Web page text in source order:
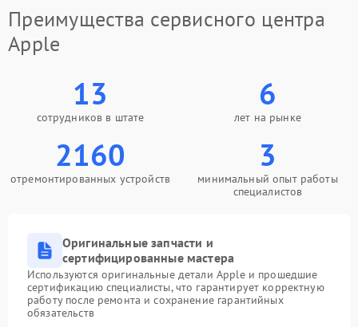
Преимущества сервисного центра
Apple
13
сотрудников в штате
6
лет на рынке
2160
отремонтированных устройств
3
минимальный опыт работы
специалистов
Оригинальные запчасти и
сертифицированные мастера
Используются оригинальные детали Apple и прошедшие
сертификацию специалисты, что гарантирует корректную
работу после ремонта и сохранение гарантийных
обязательств